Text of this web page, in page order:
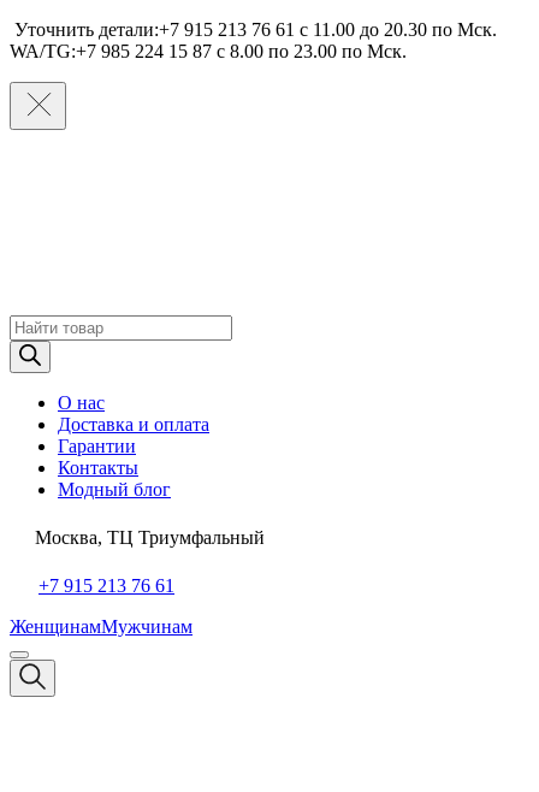
Уточнить детали:+7 915 213 76 61 c 11.00 до 20.30 по Мcк.
WA/TG:+7 985 224 15 87 c 8.00 по 23.00 по Мcк.
Поиск
товаров
О нас
Доставка и оплата
Гарантии
Контакты
Модный блог
Москва, ТЦ Триумфальный
+7 915 213 76 61
ЖенщинамМужчинам